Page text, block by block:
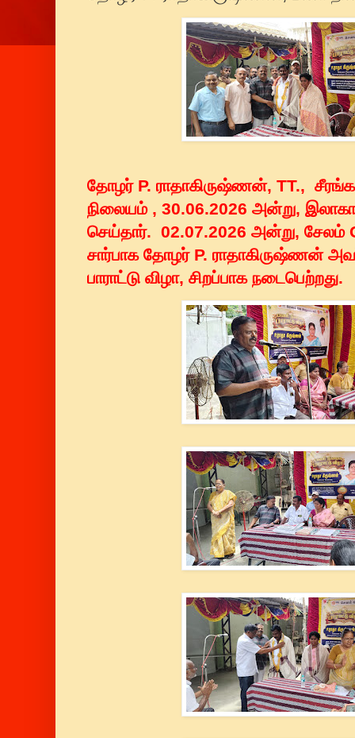
தோழர் P. ராதாகிருஷ்ணன், TT.,
நிலையம் , 30.06.2026 அன்று,
செய்தார். 02.07.2026 அன்று, சேலம்
சார்பாக தோழர் P. ராதாகிருஷ்ணன்
பாராட்டு விழா, சிறப்பாக நடைபெற்றது.